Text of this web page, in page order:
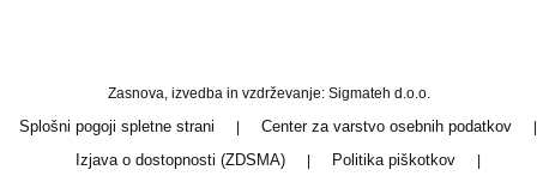
Zasnova, izvedba in vzdrževanje: Sigmateh d.o.o.
Splošni pogoji spletne strani Center za varstvo osebnih podatkov
Izjava o dostopnosti (ZDSMA) Politika piškotkov